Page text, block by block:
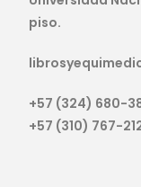
piso.
+57 (324) 680-
+57 (310) 767-